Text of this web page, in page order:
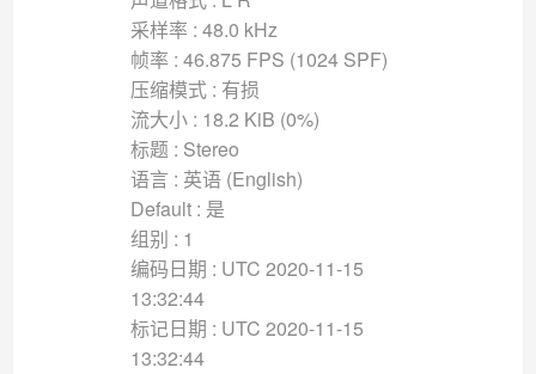
采样率 : 48.0 kHz
帧率 : 46.875 FPS (1024 SPF)
压缩模式 : 有损
流大小 : 18.2 KiB (0%)
标题 : Stereo
语言 : 英语 (English)
Default : 是
组别 : 1
编码日期 : UTC 2020-11-15
13:32:44
标记日期 : UTC 2020-11-15
13:32:44